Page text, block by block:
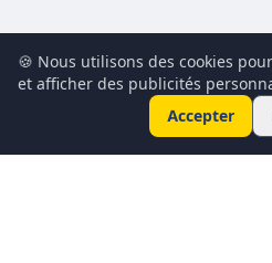
🍪 Nous utilisons des cookies
et afficher des publicités
Accepter